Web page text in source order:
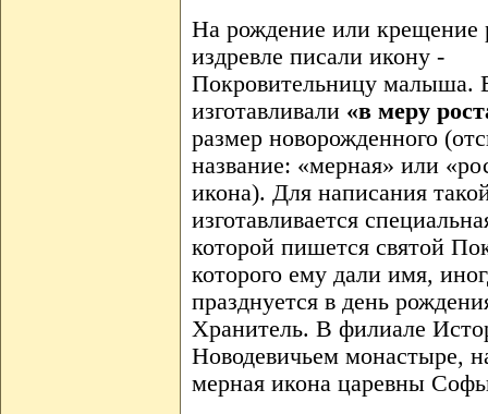
На рождение или крещение
издревле писали икону -
Покровительницу малыша.
изготавливали «в меру
размер новорожденного
название: «мерная» или
икона). Для написания
изготавливается
которой пишется святой
которого ему дали имя,
празднуется в день
Хранитель. В филиале
Новодевичьем монастыре,
мерная икона царевны